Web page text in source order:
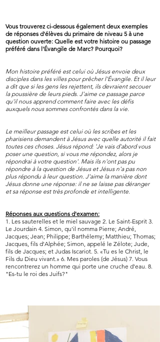
Vous trouverez ci-dessous également deux exemples
de réponses d'élèves du primaire de niveau 5 à une
question ouverte: Quelle est votre histoire ou passage
préféré dans l'Évangile de Marc? Pourquoi?
Mon histoire préféré est celui où Jésus envoie deux
disciples dans les villes pour prêcher l'Évangile. Et il leur
a dit que si les gens les rejettent, ils devraient secouer
la poussière de leurs pieds. J'aime ce passage parce
qu'il nous apprend comment faire avec les défis
auxquels nous sommes confrontés dans la vie.
Le meilleur passage est celui où les scribes et les
pharisiens demandent à Jésus avec quelle autorité il fait
toutes ces choses. Jésus répond: 'Je vais d'abord vous
poser une question, si vous me répondez, alors je
répondrai à votre question'. Mais ils n'ont pas pu
répondre à la question de Jésus et Jésus n'a pas non
plus répondu à leur question. J'aime la manière dont
Jésus donne une réponse: il ne se laisse pas déranger
et sa réponse est très profonde et intelligente.
Réponses aux questions d'examen:
1. Les sauterelles et le miel sauvage 2. Le Saint-Esprit 3.
Le Jourdain 4. Simon, qu'il nomma Pierre; André,
Jacques; Jean; Philippe; Barthélemy; Matthieu; Thomas;
Jacques, fils d'Alphée; Simon, appelé le Zélote; Jude,
fils de Jacques; et Judas Iscariot. 5. «Tu es le Christ, le
Fils du Dieu vivant.» 6. Mes paroles (de Jésus) 7. Vous
rencontrerez un homme qui porte une cruche d'eau. 8.
"Es-tu le roi des Juifs?"